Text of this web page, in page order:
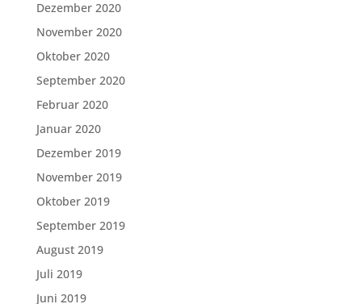
Dezember 2020
November 2020
Oktober 2020
September 2020
Februar 2020
Januar 2020
Dezember 2019
November 2019
Oktober 2019
September 2019
August 2019
Juli 2019
Juni 2019